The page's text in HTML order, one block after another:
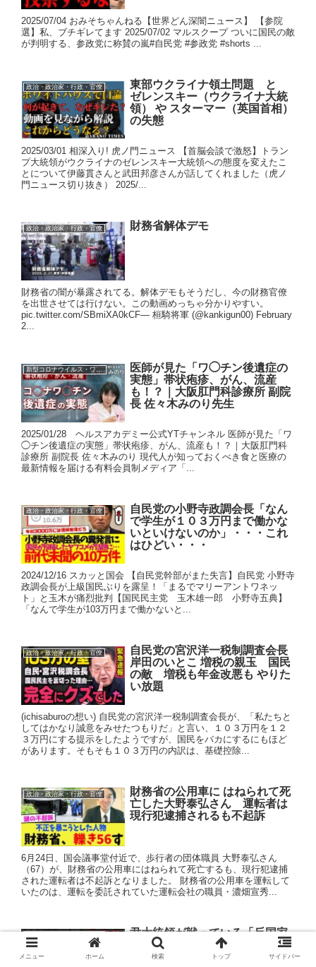
2025/07/04 おみそちゃんねる【世界どん深闇ニュース】 【参院
選】私、ブチギレてます 2025/07/02 マルスクープ ついに国民の敵
が判明する、参政党に称賛の嵐#自民党 #参政党 #shorts ...
政治・政治家・行政・官僚
東部ウクライナ領土問題 と
ゼレンスキー（ウクライナ大統
領） や スターマー（英国首相）
の失態
2025/03/01 相深入り! 虎ノ門ニュース 【首脳会談で激怒】トラン
プ大統領がウクライナのゼレンスキー大統領への態度を変えたこ
とについて伊藤貫さんと武田邦彦さんが話してくれました（虎ノ
門ニュース切り抜き） 2025/...
政治・政治家・行政・官僚 財務省解体デモ
財務省の闇が暴露されてる。解体デモもそうだし、今の財務官僚
を出世させては行けない。この動画めっちゃ分かりやすい。
pic.twitter.com/SBmiXA0kCF— 桓騎将軍 (@kankigun00) February
2...
新型コロナウイルス・ワクチン
医師が見た「ワ◯チン後遺症の
実態」帯状疱疹、がん、流産
も！？｜大阪肛門科診療所 副院
長 佐々木みのり先生
2025/01/28 ヘルスアカデミー公式YTチャンネル 医師が見た「ワ
◯チン後遺症の実態」帯状疱疹、がん、流産も！？｜大阪肛門科
診療所 副院長 佐々木みのり 現代人が知っておくべき食と医療の
最新情報を届ける有料会員制メディア「...
政治・政治家・行政・官僚
自民党の小野寺政調会長「なん
で学生が１０３万円まで働かな
いといけないのか」・・・これ
はひどい・・・
2024/12/16 スカッと国会 【自民党幹部がまた失言】自民党 小野寺
政調会長が上級国民ぶりを露呈！「まるでマリーアントワネッ
ト」と玉木が痛烈批判【国民民主党 玉木雄一郎 小野寺五典】
「なんで学生が103万円まで働かないと...
政治・政治家・行政・官僚
自民党の宮沢洋一税制調査会長
岸田のいとこ 増税の親玉 国民
の敵 増税も年金改悪も やりた
い放題
(ichisaburoの想い) 自民党の宮沢洋一税制調査会長が、「私たちと
してはかなり誠意をみせたつもりだ」と言い、１０３万円を１２
３万円にする提示をしたようですが、国民をバカにするにもほど
があります。そもそも１０３万円の内訳は、基礎控除...
政治・政治家・行政・官僚
財務省の公用車に はねられて死
亡した大野泰弘さん 運転者は
現行犯逮捕されるも不起訴
6月24日、国会議事堂付近で、歩行者の団体職員 大野泰弘さん
（67）が、財務省の公用車にはねられて死亡するも、現行犯逮捕
された運転者は不起訴となりました。 財務省の公用車を運転して
いたのは、運転を委託されていた運転会社の職員・濃畑宣秀...
尹大統領が戦っている「反国家
勢力」の正体 そして 尹錫悦大統
領と韓国社会の危機的状況
メニュー ホーム 検索 トップ サイドバー